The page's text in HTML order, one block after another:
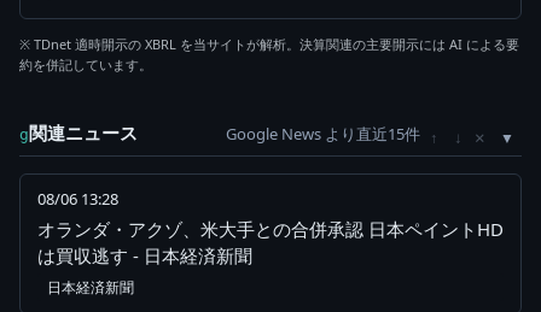
※ TDnet 適時開示の XBRL を当サイトが解析。決算関連の主要開示には AI による要
約を併記しています。
g関連ニュース Google News より直近15件 ↑ ↓ ×
08/06 13:28
オランダ・アクゾ、米大手との合併承認 日本ペイントHD
は買収逃す - 日本経済新聞
日本経済新聞